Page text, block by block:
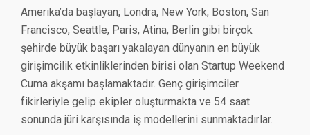
Amerika’da başlayan; Londra, New York, Boston, San
Francisco, Seattle, Paris, Atina, Berlin gibi birçok
şehirde büyük başarı yakalayan dünyanın en büyük
girişimcilik etkinliklerinden birisi olan Startup Weekend
Cuma akşamı başlamaktadır. Genç girişimciler
fikirleriyle gelip ekipler oluşturmakta ve 54 saat
sonunda jüri karşısında iş modellerini sunmaktadırlar.